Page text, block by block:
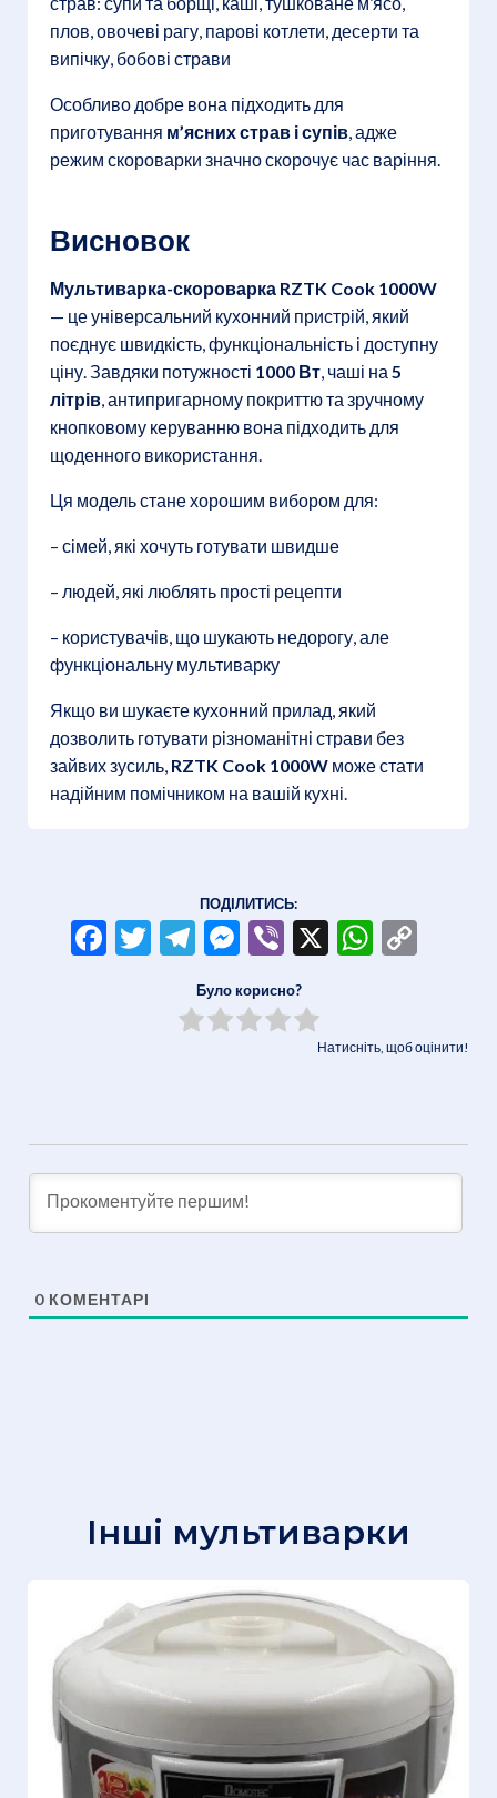
плов, овочеві рагу, парові котлети, десерти та
випічку, бобові страви
Особливо добре вона підходить для
приготування м’ясних страв і супів, адже
режим скороварки значно скорочує час варіння.
Висновок
Мультиварка-скороварка RZTK Cook 1000W
— це універсальний кухонний пристрій, який
поєднує швидкість, функціональність і доступну
ціну. Завдяки потужності 1000 Вт , чаші на 5
літрів , антипригарному покриттю та зручному
кнопковому керуванню вона підходить для
щоденного використання.
Ця модель стане хорошим вибором для:
– сімей, які хочуть готувати швидше
– людей, які люблять прості рецепти
– користувачів, що шукають недорогу, але
функціональну мультиварку
Якщо ви шукаєте кухонний прилад, який
дозволить готувати різноманітні страви без
зайвих зусиль, RZTK Cook 1000W може стати
надійним помічником на вашій кухні.
ПОДІЛИТИСЬ:
Facebook
Twitter
Telegram
Messenger
Viber
X
Було корисно?
Натисніть, щоб оцінити!
0 КОМЕНТАРІ
Інші мультиварки